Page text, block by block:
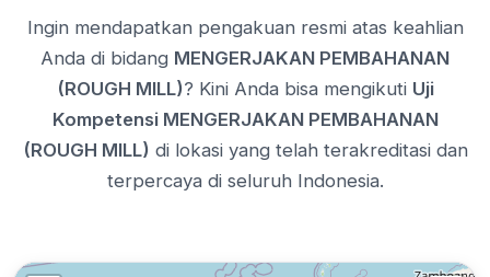
Ingin mendapatkan pengakuan resmi atas keahlian
Anda di bidang MENGERJAKAN PEMBAHANAN
(ROUGH MILL)? Kini Anda bisa mengikuti Uji
Kompetensi MENGERJAKAN PEMBAHANAN
(ROUGH MILL) di lokasi yang telah terakreditasi dan
terpercaya di seluruh Indonesia.